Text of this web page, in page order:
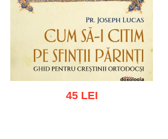
45 LEI